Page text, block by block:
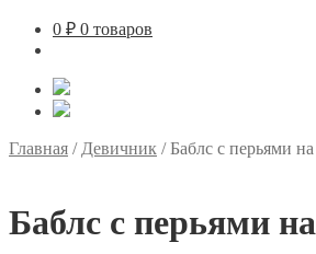
0 ₽ 0 товаров
Главная /Девичник /Баблс с перьями
Баблс с перьями